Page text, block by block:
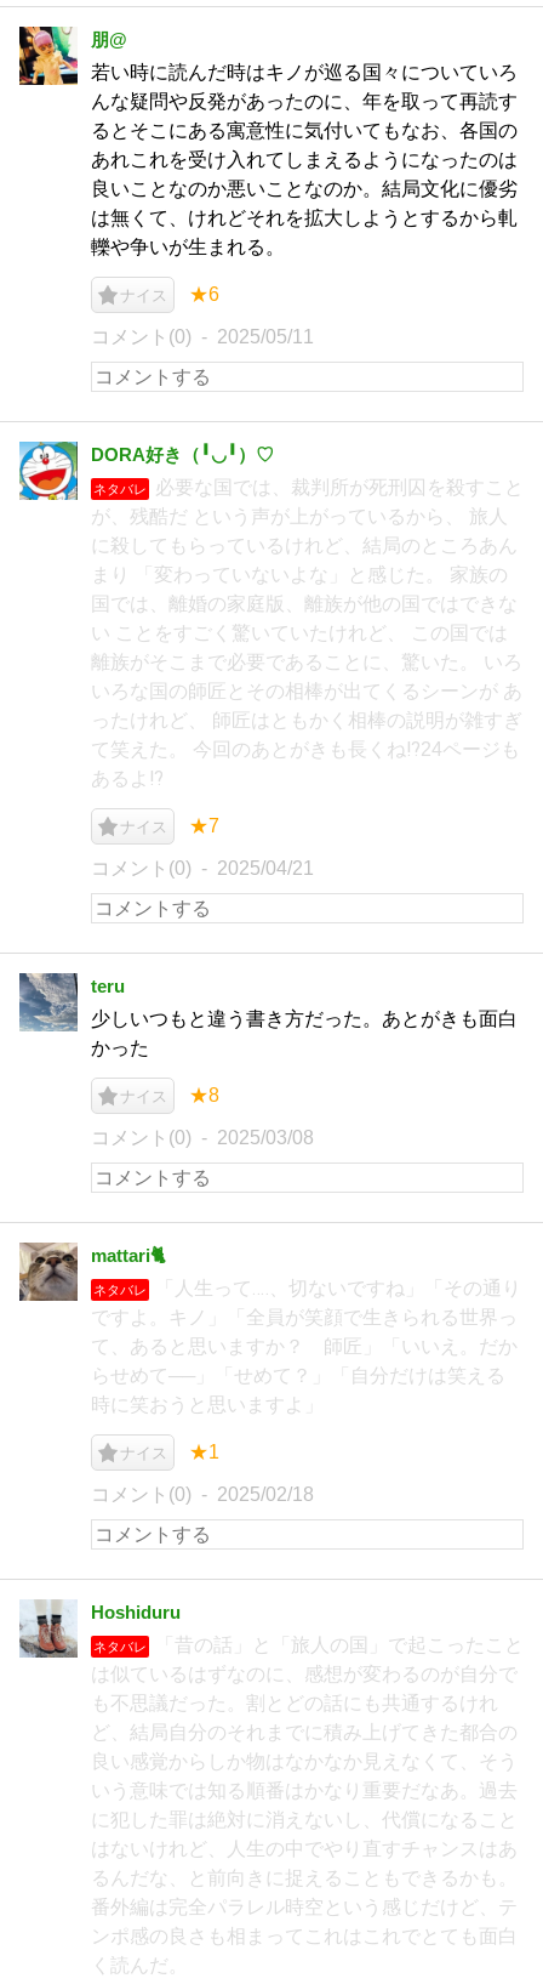
朋@
若い時に読んだ時はキノが巡る国々についていろ
んな疑問や反発があったのに、年を取って再読す
るとそこにある寓意性に気付いてもなお、各国の
あれこれを受け入れてしまえるようになったのは
良いことなのか悪いことなのか。結局文化に優劣
は無くて、けれどそれを拡大しようとするから軋
轢や争いが生まれる。
ナイス ★6
コメント(0) 2025/05/11
DORA好き（╹◡╹）♡
ネタバレ
必要な国では、裁判所が死刑囚を殺すこと
が、残酷だ という声が上がっているから、 旅人
に殺してもらっているけれど、結局のところあん
まり 「変わっていないよな」と感じた。 家族の
国では、離婚の家庭版、離族が他の国ではできな
い ことをすごく驚いていたけれど、 この国では
離族がそこまで必要であることに、驚いた。 いろ
いろな国の師匠とその相棒が出てくるシーンが あ
ったけれど、 師匠はともかく相棒の説明が雑すぎ
て笑えた。 今回のあとがきも長くね⁉24ページも
あるよ⁉
ナイス ★7
コメント(0) 2025/04/21
teru
少しいつもと違う書き方だった。あとがきも面白
かった
ナイス ★8
コメント(0) 2025/03/08
mattari🐈
ネタバレ
「人生って‥‥、切ないですね」「その通り
ですよ。キノ」「全員が笑顔で生きられる世界っ
て、あると思いますか？ 師匠」「いいえ。だか
らせめて──」「せめて？」「自分だけは笑える
時に笑おうと思いますよ」
ナイス ★1
コメント(0) 2025/02/18
Hoshiduru
ネタバレ
「昔の話」と「旅人の国」で起こったこと
は似ているはずなのに、感想が変わるのが自分で
も不思議だった。割とどの話にも共通するけれ
ど、結局自分のそれまでに積み上げてきた都合の
良い感覚からしか物はなかなか見えなくて、そう
いう意味では知る順番はかなり重要だなあ。過去
に犯した罪は絶対に消えないし、代償になること
はないけれど、人生の中でやり直すチャンスはあ
るんだな、と前向きに捉えることもできるかも。
番外編は完全パラレル時空という感じだけど、テ
ンポ感の良さも相まってこれはこれでとても面白
く読んだ。